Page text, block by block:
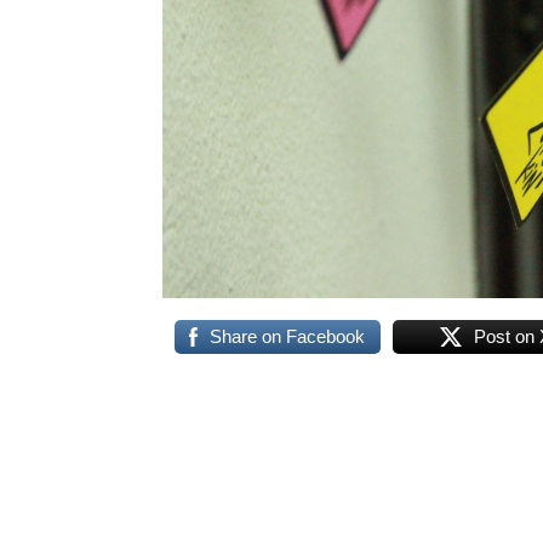
Share on Facebook Post on